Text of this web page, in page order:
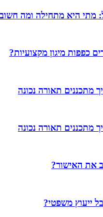
מתי היא מתחילה ומה
כפפות מיגון מקצועיות?
מתכננים תאורה נכונה
מתכננים תאורה נכונה
ייעוץ משפטי?